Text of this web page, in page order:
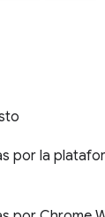
por la